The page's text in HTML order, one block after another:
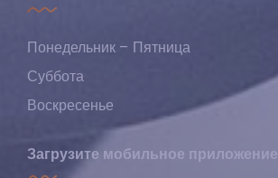
Понедельник – Пятница
Суббота
Воскресенье
Загрузите мобильное приложение